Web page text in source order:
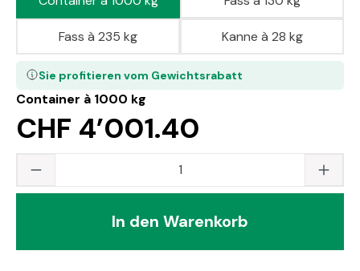
Container à 1000 kg
CHF 4’001.40
Sie profitieren vom Gewichtsrabatt
Fass à 235 kg Kanne à 28 kg
Produkt Anzahl: Gib den gewünschten
In den Warenkorb